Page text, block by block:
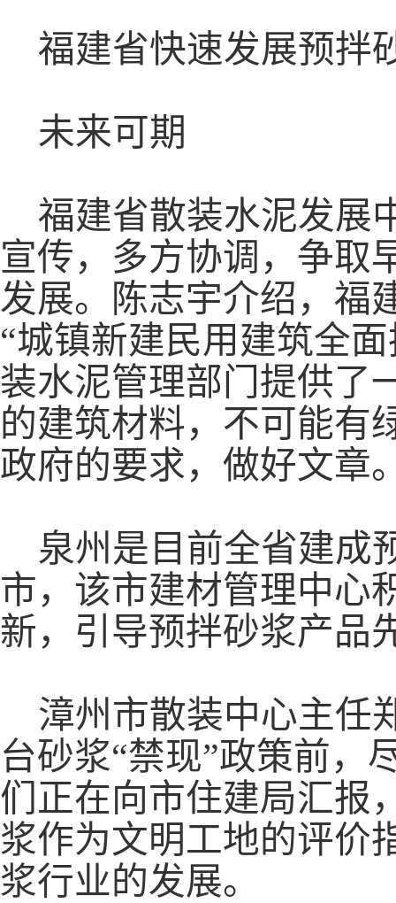
福建省快速发展预拌
未来可期
福建省散装水泥发展
宣传，多方协调，争取
发展。陈志宇介绍，福
“城镇新建民用建筑全
装水泥管理部门提供了
的建筑材料，不可能有
政府的要求，做好文章
泉州是目前全省建成
市，该市建材管理中心
新，引导预拌砂浆产品
漳州市散装中心主任
台砂浆“禁现”政策前，
们正在向市住建局汇报
浆作为文明工地的评价
浆行业的发展。